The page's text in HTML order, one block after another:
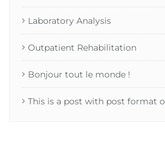
Laboratory Analysis
Outpatient Rehabilitation
Bonjour tout le monde !
This is a post with post format